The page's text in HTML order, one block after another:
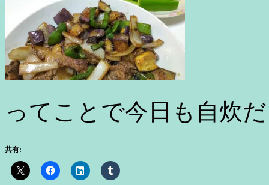
ってことで今日も自炊だ
共有: